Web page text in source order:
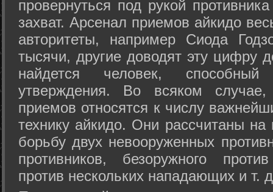
провернуться под рукой
захват. Арсенал приемов айкидо
авторитеты, например Сиода
тысячи, другие доводят эту цифру
найдется человек,
утверждения. Во всяком
приемов относятся к числу
технику айкидо. Они рассчитаны
борьбу двух невооруженных
противников, безоружного
против нескольких нападающих и т.